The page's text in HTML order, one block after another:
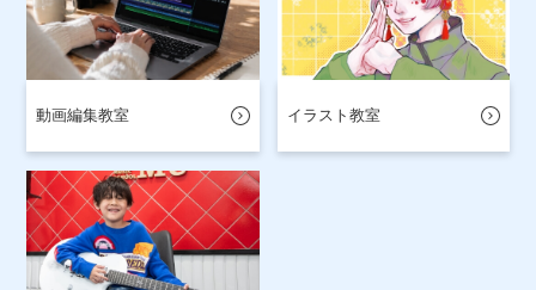
動画編集教室 イラスト教室